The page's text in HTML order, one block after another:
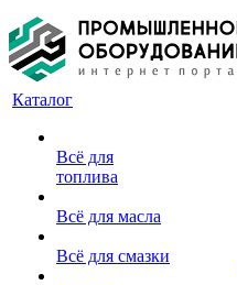
Каталог
Всё для
топлива
Всё для масла
Всё для смазки